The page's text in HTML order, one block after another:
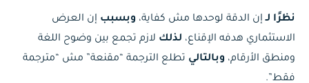
نظرًا لـإن الدقة لوحدها مش كفاية، وبسبب إن العرض
الاستثماري هدفه الإقناع، لذلك لازم تجمع بين وضوح اللغة
ومنطق الأرقام، وبالتالي تطلع الترجمة “مقنعة” مش “مترجمة
فقط”.